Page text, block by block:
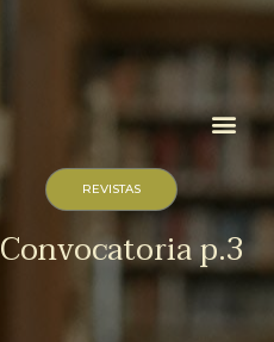
REVISTAS
Convocatoria p.3